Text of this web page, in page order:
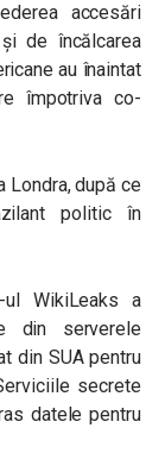
accesări
de încălcarea
au înaintat
împotriva co-
Londra, după ce
politic în
WikiLeaks a
din serverele
din SUA pentru
secrete
datele pentru